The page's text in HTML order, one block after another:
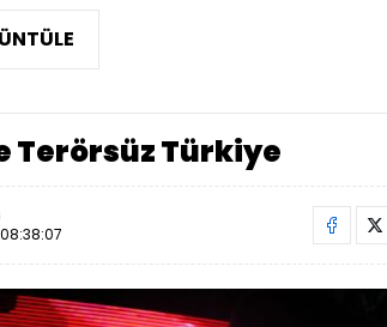
Terörsüz Türkiye